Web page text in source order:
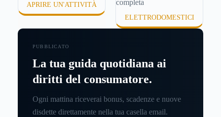
APRIRE UN'ATTIVITÀ
ELETTRODOMESTICI
PUBBLICATO
La tua guida quotidiana ai
diritti del consumatore.
Ogni mattina riceverai bonus, scadenze e nuove
disdette direttamente nella tua casella email.